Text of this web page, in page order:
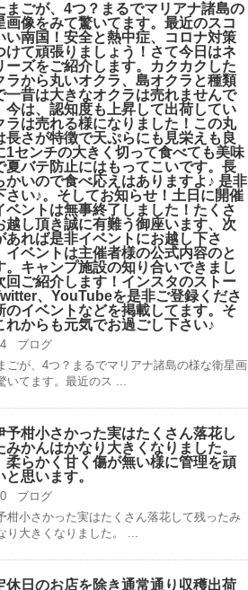
まごが、4つ？まるでマリアナ諸島の
画像をみて驚いてます。最近のスコ
い南国！安全と熱中症、コロナ対策
けて頑張りましょう！さて今日はネ
ーズをご紹介します。カクカクした
ラから丸いオクラ、島オクラと種類
一昔は大きなオクラは売れませんで
今は、認知度も上昇して出荷してい
ラは売れる様になりました！この丸
長さが特徴で天ぷらにも見栄えも良
1センチの大きく切って食べても美味
夏バテ防止にはもってこいです。長
かいので食べ応えはありますよ♪ 是非
さい♪。そしてお知らせ！土日に開催
ベントは無事終了しました！たくさ
越し頂き誠に有難う御座います、次
あれば是非イベントにお越し下さ
イベントは主催者様の公式内容のと
。キャンプ️施設の知り合いできまし
回ご紹介します！インスタのストー
、YouTubeを是非ご登録くださ
のイベントなどを掲載してます。そ
れからも元気でお過ごし下さい♪
ブログ
ごが、4つ？まるでマリアナ諸島の様な衛星画
いてます。最近のス ...
予柑小さかった実はたくさん落花し
みかんはかなり大きくなりました。
柔らかく甘く傷が無い様に管理を頑
思います。
ブログ
柑小さかった実はたくさん落花して残ったみ
り大きくなりました。 ...
休日のお店を除き通常通り収穫出荷